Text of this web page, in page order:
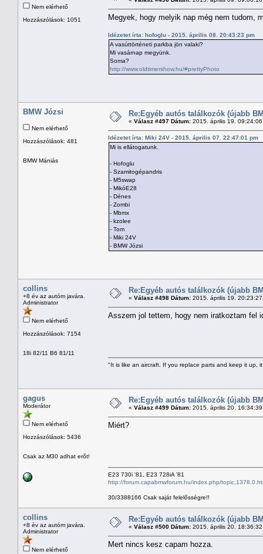
Nem elérhető
Hozzászólások: 1051
Megyek, hogy melyik nap még nem tudom,
Idézetet írta: hofoglu - 2015. április 08. 20:43:23 pm
A vasúttörténeti parkba jön valaki?
Mi vasárnap megyünk.
Soma?
http://www.oldtimershow.hu/#prettyPhoto
BMW Józsi
Nem elérhető
Hozzászólások: 481
BMW Mániás
Re:Egyéb autós találkozók (újabb
« Válasz #497 Dátum: 2015. április 19.
Idézetet írta: Miki 24V - 2015. április 07. 22:47:01 pm
Mi is ellátogatunk.
- Hofoglu
- Szamitogépandris
- M5swap
- MikóE28
- Dénes
- Zombi
- Mbmx
- kzolee
- Tom
- Miki 24V
- BMW Józsi
collins
+8 év az autóm javára.
Administrator
Nem elérhető
Hozzászólások: 7154
18i 82/11 B6 81/11
Re:Egyéb autós találkozók (újabb
« Válasz #498 Dátum: 2015. április 19.
Asszem jol tettem, hogy nem iratkoztam fel
"It is like an aircraft. If you replace parts and keep it up,
gagus
Moderátor
Nem elérhető
Hozzászólások: 5436
Csak az M30 adhat erőt!
Re:Egyéb autós találkozók (újabb
« Válasz #499 Dátum: 2015. április 20.
Miért?
E23 730i '81, E23 728iA '81
http://forum.capabmwforum.hu/index.php/
30/3388166 Csak saját felelősségre!!
collins
+8 év az autóm javára.
Administrator
Nem elérhető
Re:Egyéb autós találkozók (újabb
« Válasz #500 Dátum: 2015. április 20.
Mert nincs kesz capam hozza.